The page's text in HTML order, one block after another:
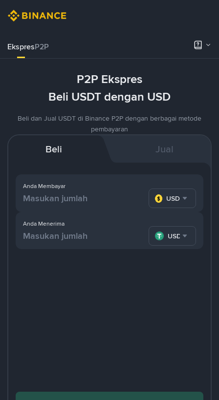
EkspresP2P
P2P Ekspres
Beli USDT dengan USD
Beli dan Jual USDT di Binance P2P dengan berbagai metode
pembayaran
Beli Jual
Anda Membayar
USD
Anda Menerima
USDT